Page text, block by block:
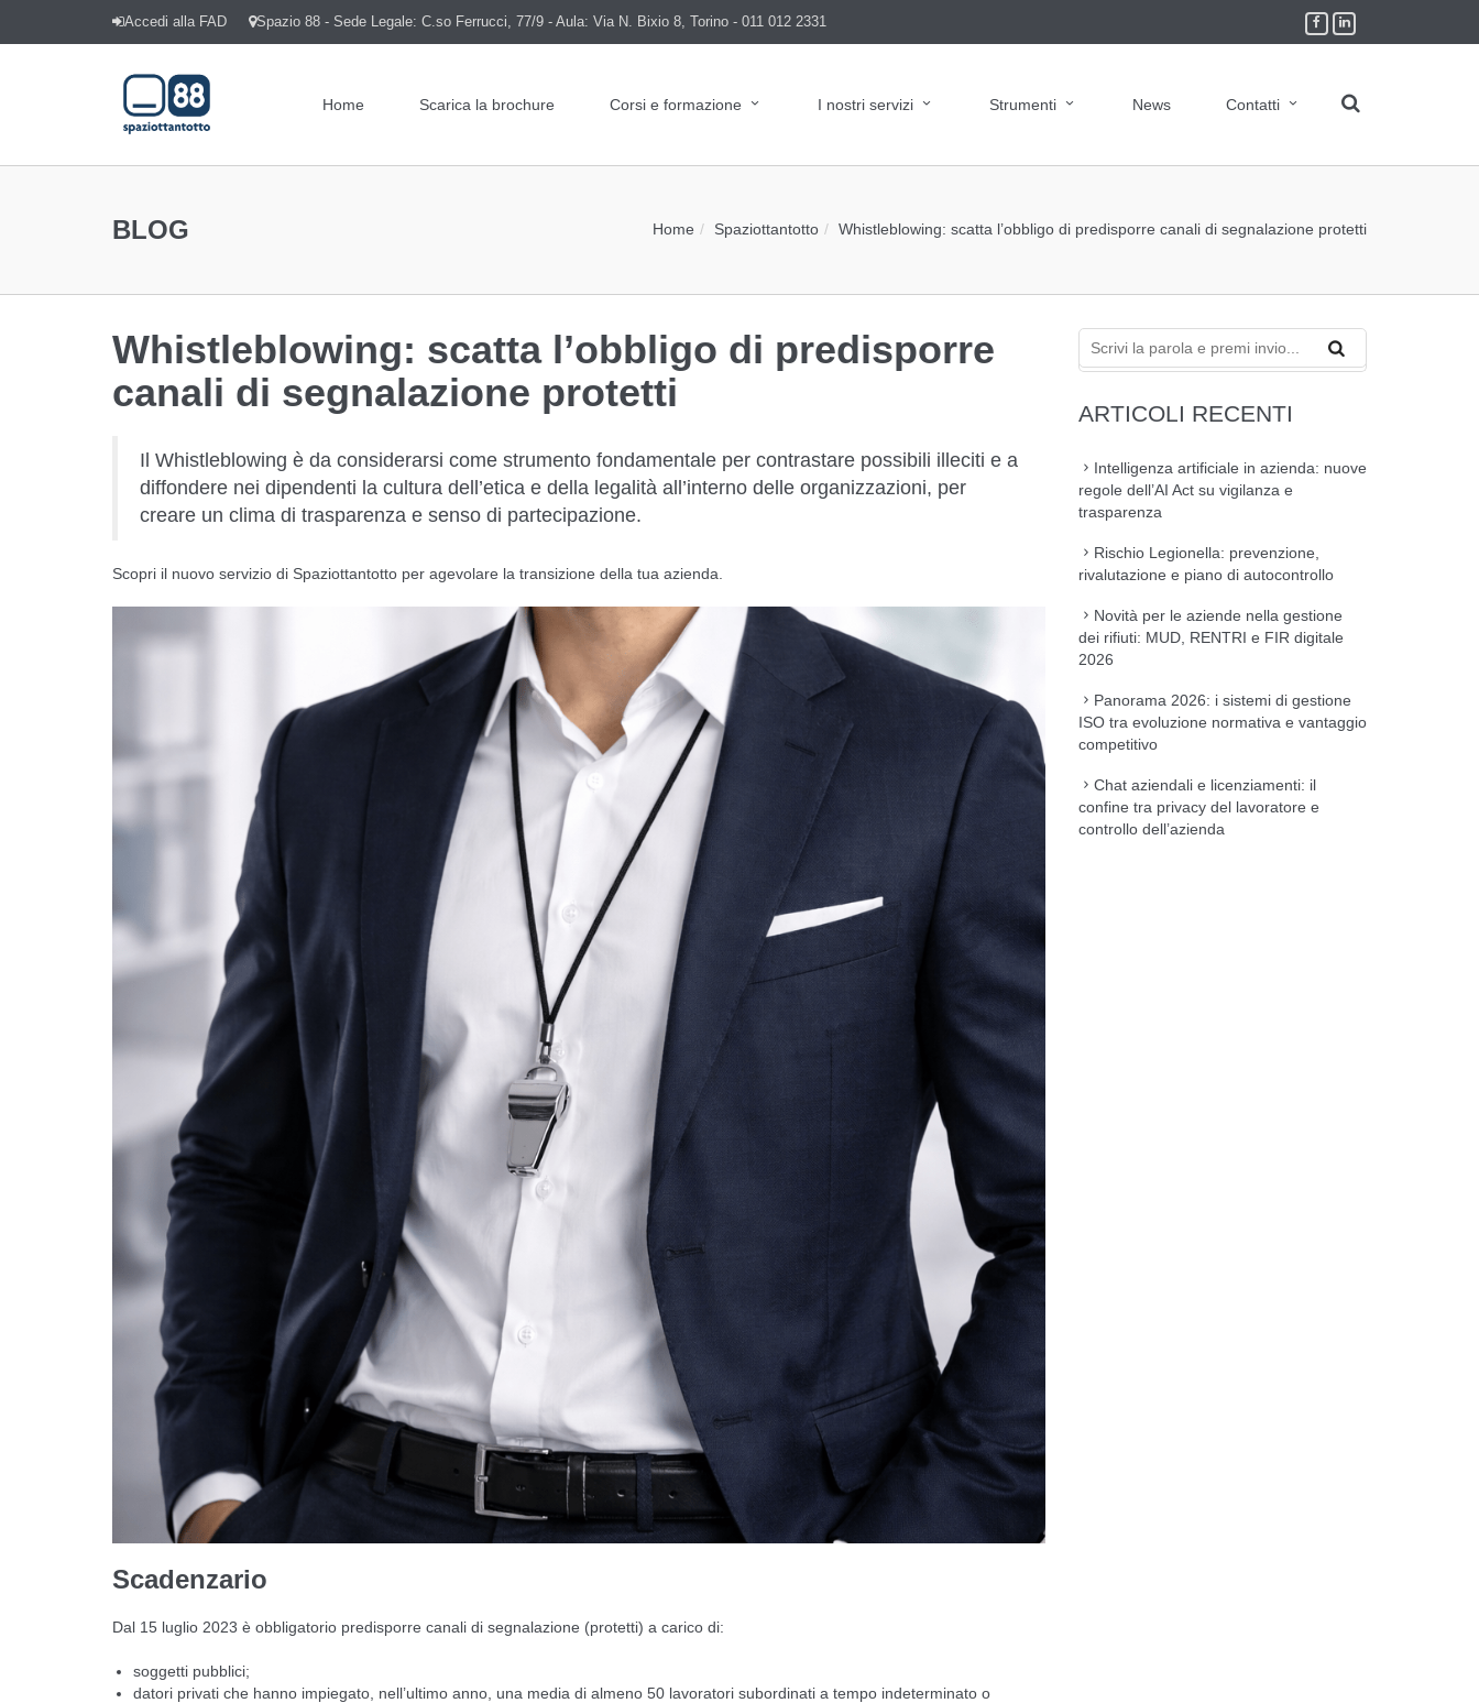
Accedi alla FAD Spazio 88 - Sede Legale: C.so Ferrucci, 77/9 - Aula: Via N. Bixio 8, Torino - 011 012 2331
Home Scarica la brochure Corsi e formazione I nostri servizi Strumenti News Contatti
BLOG Home Spaziottantotto Whistleblowing: scatta l’obbligo di predisporre canali di segnalazione protetti
Whistleblowing: scatta l’obbligo di predisporre
canali di segnalazione protetti
Il Whistleblowing è da considerarsi come strumento fondamentale per contrastare possibili illeciti e a
diffondere nei dipendenti la cultura dell’etica e della legalità all’interno delle organizzazioni, per
creare un clima di trasparenza e senso di partecipazione.
Scopri il nuovo servizio di Spaziottantotto per agevolare la transizione della tua azienda.
Scadenzario
Dal 15 luglio 2023 è obbligatorio predisporre canali di segnalazione (protetti) a carico di:
soggetti pubblici;
datori privati che hanno impiegato, nell’ultimo anno, una media di almeno 50 lavoratori subordinati a tempo indeterminato o
ARTICOLI RECENTI
Intelligenza artificiale in azienda: nuove
regole dell’AI Act su vigilanza e
trasparenza
Rischio Legionella: prevenzione,
rivalutazione e piano di autocontrollo
Novità per le aziende nella gestione
dei rifiuti: MUD, RENTRI e FIR digitale
2026
Panorama 2026: i sistemi di gestione
ISO tra evoluzione normativa e vantaggio
competitivo
Chat aziendali e licenziamenti: il
confine tra privacy del lavoratore e
controllo dell’azienda